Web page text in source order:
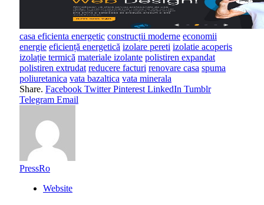
casa eficienta energetic construcții moderne economii
energie eficiență energetică izolare pereti izolatie acoperis
izolație termică materiale izolante polistiren expandat
polistiren extrudat reducere facturi renovare casa spuma
poliuretanica vata bazaltica vata minerala
Share. Facebook Twitter Pinterest LinkedIn Tumblr
Telegram Email
PressRo
Website